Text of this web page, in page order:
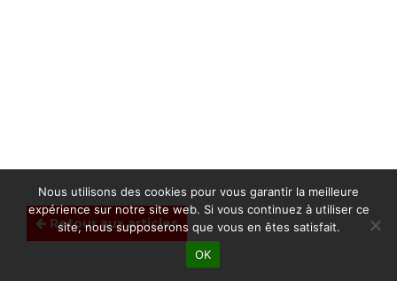
Retour aux articles
Nous utilisons des cookies pour vous garantir la meilleure
expérience sur notre site web. Si vous continuez à utiliser ce
site, nous supposerons que vous en êtes satisfait.
OK